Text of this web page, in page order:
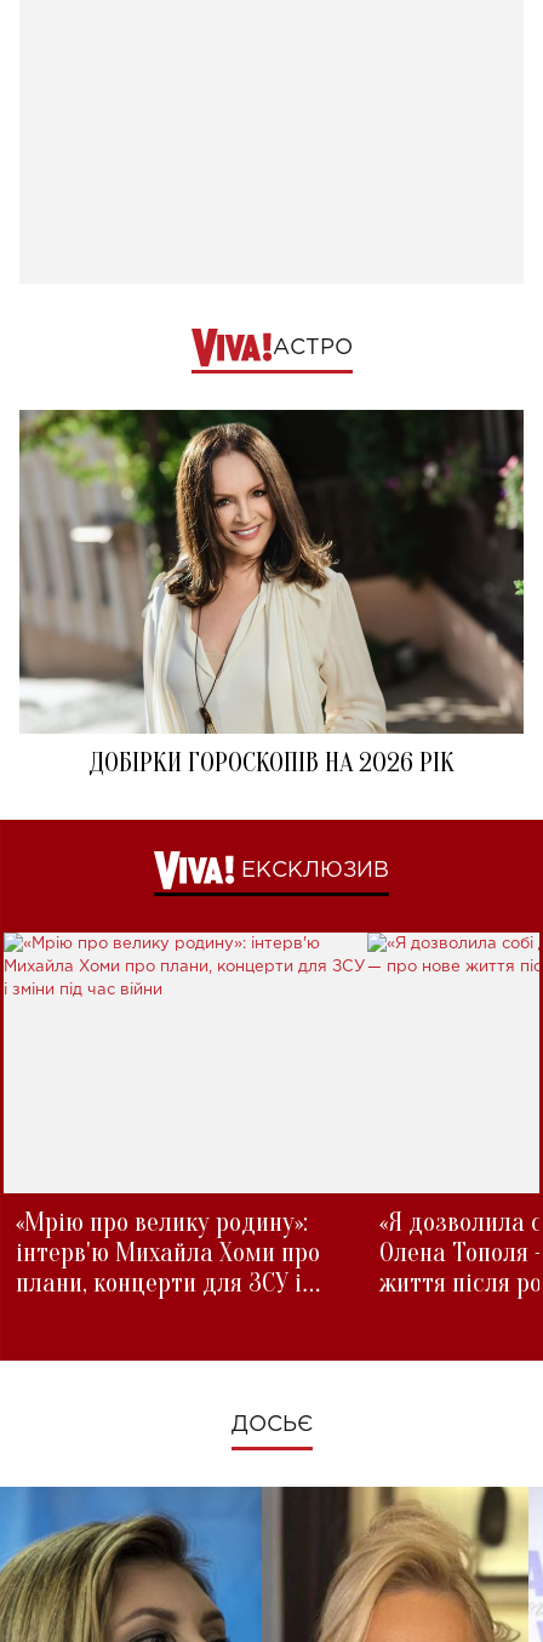
АСТРО
ДОБІРКИ ГОРОСКОПІВ НА 2026 РІК
ЕКСКЛЮЗИВ
«Мрію про велику родину»:
інтерв'ю Михайла Хоми про
плани, концерти для ЗСУ і
«Я дозволила
Олена Тополя
життя після
ДОСЬЄ